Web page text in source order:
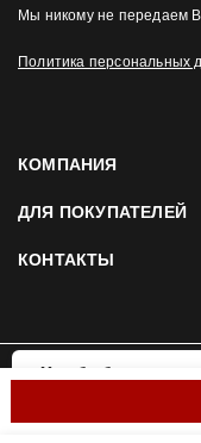
Мы никому не передаем
Политика персональных
КОМПАНИЯ
ДЛЯ ПОКУПАТЕЛЕЙ
КОНТАКТЫ
Мы обрабатываем
политика